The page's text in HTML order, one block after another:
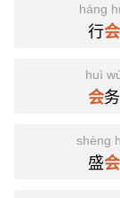
háng
行会
huì
会务
shèng
盛会